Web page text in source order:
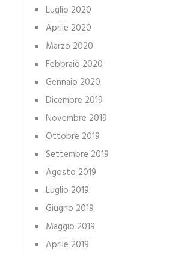
Luglio 2020
Aprile 2020
Marzo 2020
Febbraio 2020
Gennaio 2020
Dicembre 2019
Novembre 2019
Ottobre 2019
Settembre 2019
Agosto 2019
Luglio 2019
Giugno 2019
Maggio 2019
Aprile 2019